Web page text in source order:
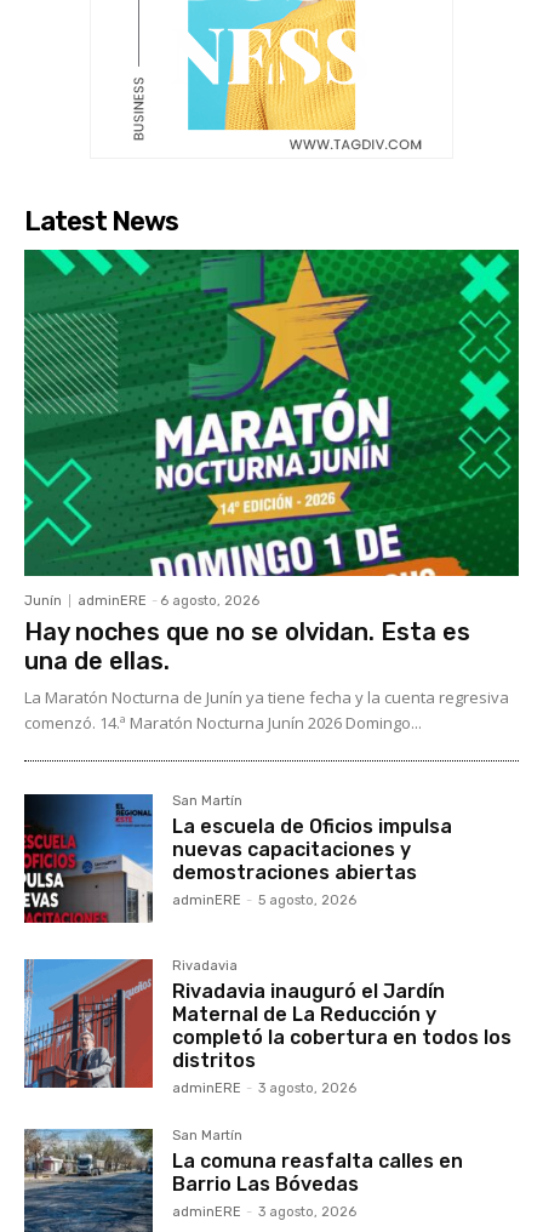
Latest News
Junín adminERE - 6 agosto, 2026
Hay noches que no se olvidan. Esta es
una de ellas.
La Maratón Nocturna de Junín ya tiene fecha y la cuenta regresiva
comenzó. 14.ª Maratón Nocturna Junín 2026 Domingo...
San Martín
La escuela de Oficios impulsa
nuevas capacitaciones y
demostraciones abiertas
adminERE - 5 agosto, 2026
Rivadavia
Rivadavia inauguró el Jardín
Maternal de La Reducción y
completó la cobertura en todos los
distritos
adminERE - 3 agosto, 2026
San Martín
La comuna reasfalta calles en
Barrio Las Bóvedas
adminERE - 3 agosto, 2026